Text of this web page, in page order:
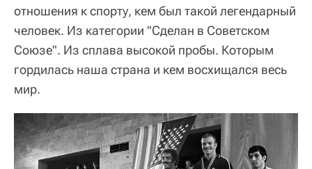
отношения к спорту, кем был такой легендарный
человек. Из категории "Сделан в Советском
Союзе". Из сплава высокой пробы. Которым
гордилась наша страна и кем восхищался весь
мир.